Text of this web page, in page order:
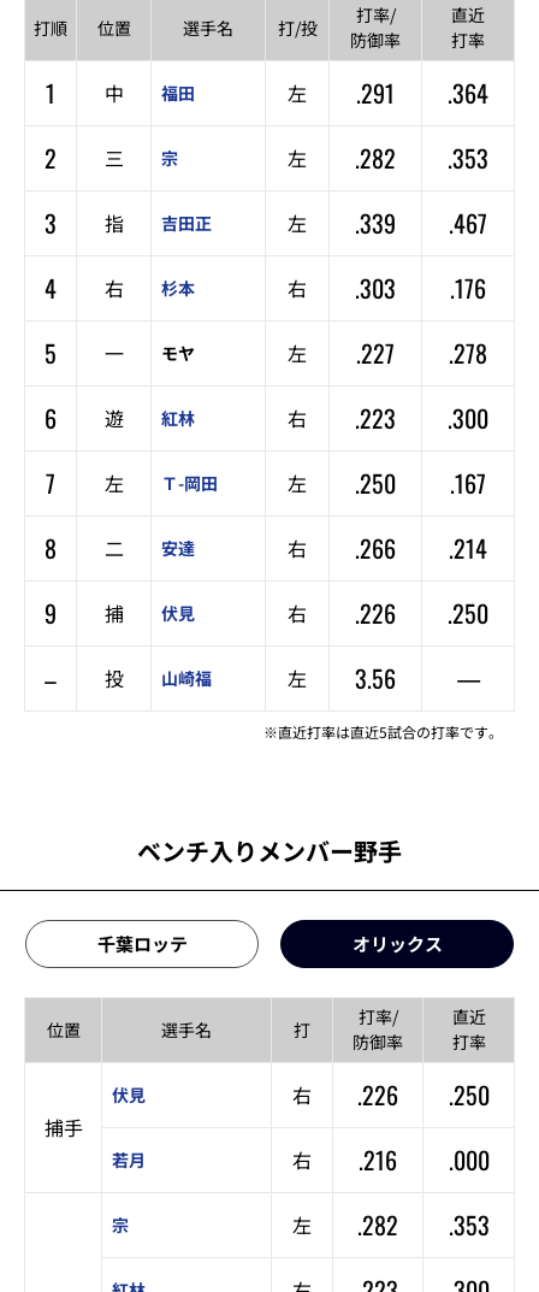
打順 位置 選手名 打/投
打率/
防御率
直近
打率
1 中 福田 左 .291
.364
2
三 宗 左 .282
.353
3
指 吉田正 左 .339
.467
4
右 杉本 右 .303
.176
5
一 モヤ 左 .227
.278
6
遊 紅林 右 .223
.300
7
左 Ｔ-岡田 左 .250
.167
8
二 安達 右 .266
.214
9
捕 伏見 右 .226
.250
–
投 山崎福 左 3.56 —
※直近打率は直近5試合の打率です。
ベンチ入りメンバー野手
千葉ロッテ オリックス
位置 選手名 打
打率/
防御率
直近
打率
捕手
伏見 右 .226 .250
若月 右 .216 .000
宗 左 .282 .353